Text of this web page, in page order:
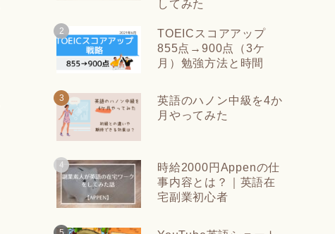
してみた
TOEICスコアアップ
855点→900点（3ケ
月）勉強方法と時間
英語のハノン中級を4か
月やってみた
時給2000円Appenの仕
事内容とは？｜英語在
宅副業初心者